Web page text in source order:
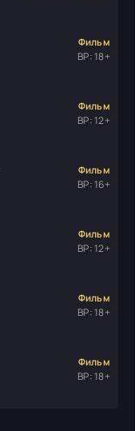
Фильм
ВР: 18+
Фильм
ВР: 12+
Фильм
ВР: 16+
Фильм
ВР: 12+
Фильм
ВР: 18+
Фильм
ВР: 18+